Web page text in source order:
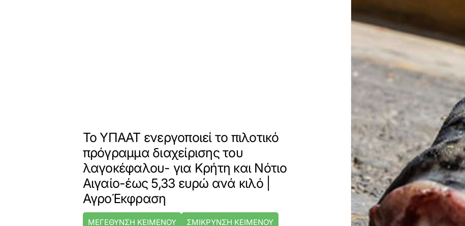
Το ΥΠΑΑΤ ενεργοποιεί το πιλοτικό
πρόγραμμα διαχείρισης του
λαγοκέφαλου- για Κρήτη και Νότιο
Αιγαίο-έως 5,33 ευρώ ανά κιλό |
ΑγροΈκφραση
ΜΕΓΕΘΥΝΣΗ ΚΕΙΜΕΝΟΥ ΣΜΙΚΡΥΝΣΗ ΚΕΙΜΕΝΟΥ